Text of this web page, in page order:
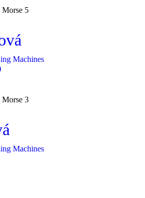
Morse 5
Machines
Morse 3
Machines